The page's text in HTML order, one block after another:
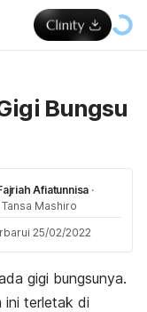
Bungsu
Afiatunnisa ·
Mashiro
25/02/2022
gigi bungsunya.
ini terletak di